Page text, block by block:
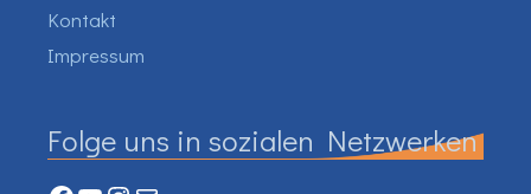
Kontakt
Impressum
Folge uns in sozialen Netzwerken